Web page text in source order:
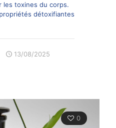
les toxines du corps.
détoxifiantes
13/08/2025
0